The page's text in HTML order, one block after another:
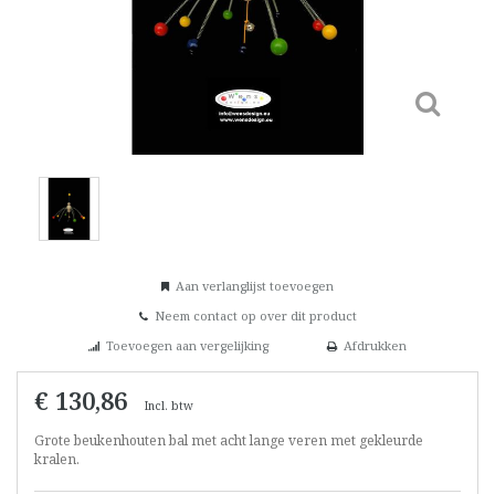
Aan verlanglijst toevoegen
Neem contact op over dit product
Toevoegen aan vergelijking
Afdrukken
€ 130,86 Incl. btw
Grote beukenhouten bal met acht lange veren met gekleurde
kralen.